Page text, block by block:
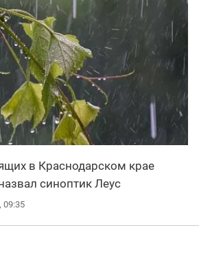
в Краснодарском крае
синоптик Леус
09:35